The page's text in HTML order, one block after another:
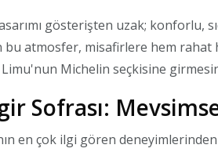
gösterişten uzak; konforlu,
bu atmosfer, misafirlere hem rahat
Michelin seçkisine
Sofrası:
en çok ilgi gören